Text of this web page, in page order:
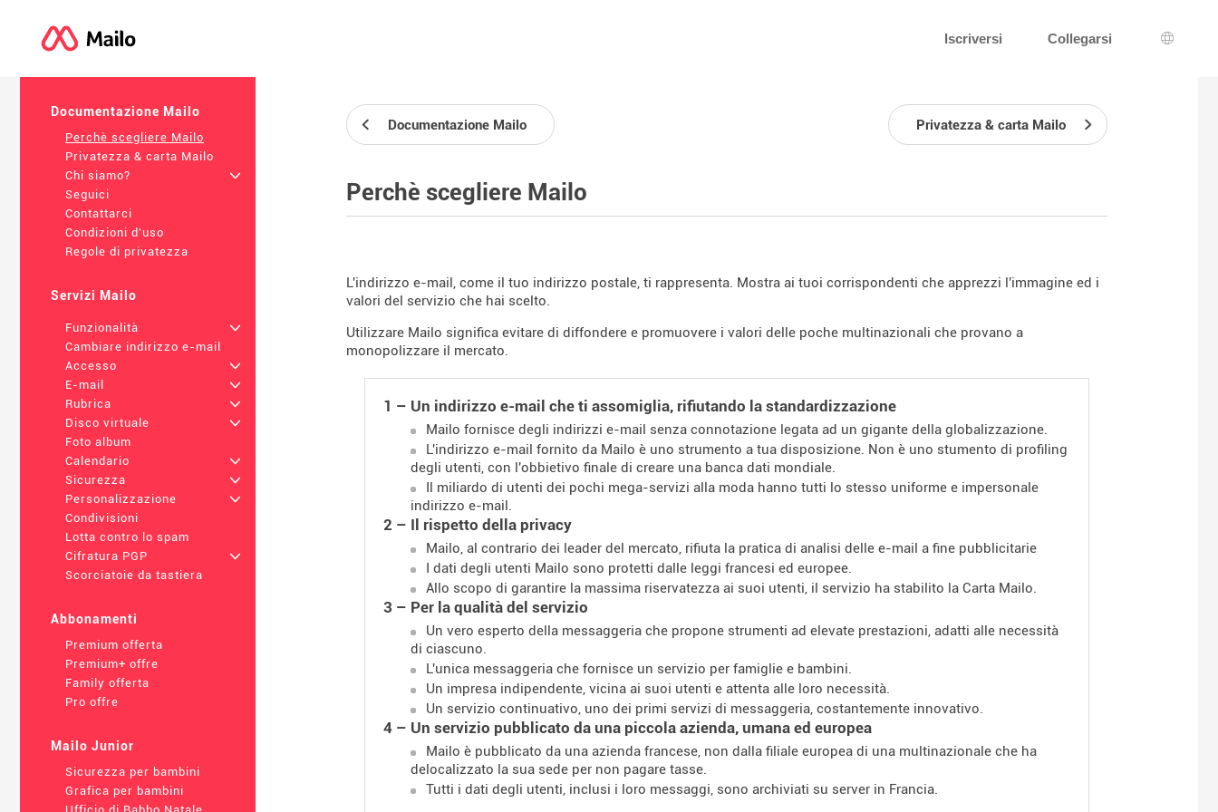
Iscriversi Collegarsi
Scelta
Documentazione Mailo
Perchè scegliere Mailo
Privatezza & carta Mailo
Chi siamo?
+
Seguici
Contattarci
Condizioni d'uso
Regole di privatezza
Servizi Mailo
Funzionalità
+
Cambiare indirizzo e-mail
Accesso
+
E-mail
+
Rubrica
+
Disco virtuale
+
Foto album
Calendario
+
Sicurezza
+
Personalizzazione
+
Condivisioni
Lotta contro lo spam
Cifratura PGP
+
Scorciatoie da tastiera
Abbonamenti
Premium offerta
Premium+ offre
Family offerta
Pro offre
Mailo Junior
Sicurezza per bambini
Grafica per bambini
Documentazione Mailo Privatezza & carta Mailo
Perchè scegliere Mailo
L'indirizzo e-mail, come il tuo indirizzo postale, ti rappresenta. Mostra ai tuoi corrispondenti che apprezzi l'immagine ed i
valori del servizio che hai scelto.
Utilizzare Mailo significa evitare di diffondere e promuovere i valori delle poche multinazionali che provano a
monopolizzare il mercato.
1 – Un indirizzo e-mail che ti assomiglia, rifiutando la standardizzazione
Mailo fornisce degli indirizzi e-mail senza connotazione legata ad un gigante della globalizzazione.
L'indirizzo e-mail fornito da Mailo è uno strumento a tua disposizione. Non è uno stumento di profiling
degli utenti, con l'obbietivo finale di creare una banca dati mondiale.
Il miliardo di utenti dei pochi mega-servizi alla moda hanno tutti lo stesso uniforme e impersonale
indirizzo e-mail.
2 – Il rispetto della privacy
Mailo, al contrario dei leader del mercato, rifiuta la pratica di analisi delle e-mail a fine pubblicitarie
I dati degli utenti Mailo sono protetti dalle leggi francesi ed europee.
Allo scopo di garantire la massima riservatezza ai suoi utenti, il servizio ha stabilito la Carta Mailo.
3 – Per la qualità del servizio
Un vero esperto della messaggeria che propone strumenti ad elevate prestazioni, adatti alle necessità
di ciascuno.
L'unica messaggeria che fornisce un servizio per famiglie e bambini.
Un impresa indipendente, vicina ai suoi utenti e attenta alle loro necessità.
Un servizio continuativo, uno dei primi servizi di messaggeria, costantemente innovativo.
4 – Un servizio pubblicato da una piccola azienda, umana ed europea
Mailo è pubblicato da una azienda francese, non dalla filiale europea di una multinazionale che ha
delocalizzato la sua sede per non pagare tasse.
Tutti i dati degli utenti, inclusi i loro messaggi, sono archiviati su server in Francia.